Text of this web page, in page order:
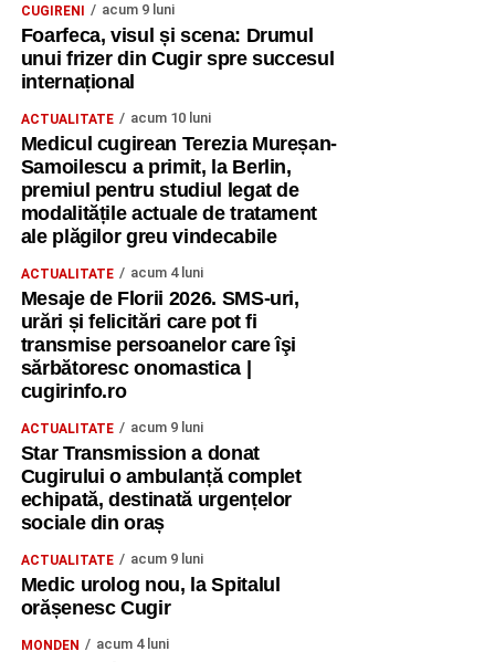
Ne-am despărțit, dar nu ne-am încheiat colaborarea. Am
plecat cu promisiunea de a rămâne conectați, de a
împărtăși ceea ce am învățat și de a transforma
experiența într-un impact real în comunitățile noastre”.
Un „mulțumesc” pentru oportunitate
„Mulțumim Asociației Youth Progress din Cehia pentru
încrederea acordată și pentru faptul că ne-a oferit șansa
de a participa la acest curs internațional.
Mulțumim Erasmus+ pentru oportunitățile extraordinare de
învățare, dezvoltare și colaborare europeană și pentru
șansa de a transforma chiar și vacanța într-un timp al
descoperirii și al formării prin metode non-formale,
interactive și creative.
Pentru mine, Sustainable Impact 3 înseamnă mai mult
decât un curs finalizat și un certificat Youthpass.
Înseamnă oameni pe care i-am cunoscut, idei pe care le
voi duce mai departe, metode pe care le voi aplica,
experiențe pe care le voi împărtăși și convingerea că
sustenabilitatea începe prin educație.
Am plecat din Cehia cu mai mult decât am adus: cu
CUGIRENI acum 9 luni
Foarfeca, visul și scena: Drumul
unui frizer din Cugir spre succesul
internațional
ACTUALITATE acum 10 luni
Medicul cugirean Terezia Mureșan-
Samoilescu a primit, la Berlin,
premiul pentru studiul legat de
modalitățile actuale de tratament
ale plăgilor greu vindecabile
ACTUALITATE acum 4 luni
Mesaje de Florii 2026. SMS-uri,
urări și felicitări care pot fi
transmise persoanelor care îşi
sărbătoresc onomastica |
cugirinfo.ro
ACTUALITATE acum 9 luni
Star Transmission a donat
Cugirului o ambulanță complet
echipată, destinată urgențelor
sociale din oraș
ACTUALITATE acum 9 luni
Medic urolog nou, la Spitalul
orășenesc Cugir
MONDEN acum 4 luni